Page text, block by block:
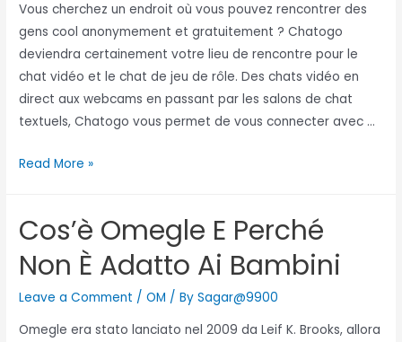
Vous cherchez un endroit où vous pouvez rencontrer des
gens cool anonymement et gratuitement ? Chatogo
deviendra certainement votre lieu de rencontre pour le
chat vidéo et le chat de jeu de rôle. Des chats vidéo en
direct aux webcams en passant par les salons de chat
textuels, Chatogo vous permet de vous connecter avec …
Read More »
Cos’è Omegle E Perché
Non È Adatto Ai Bambini
Leave a Comment /OM / BySagar@9900
Omegle era stato lanciato nel 2009 da Leif K. Brooks, allora